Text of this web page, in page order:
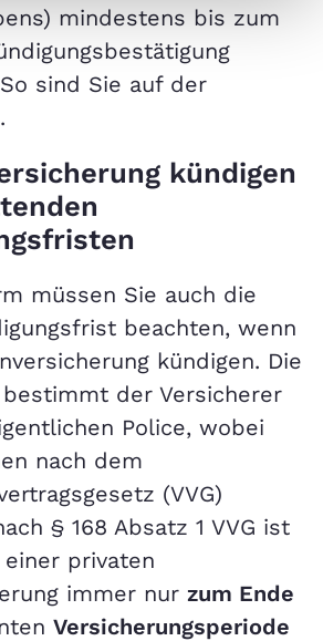
mindestens bis zum
sind Sie auf der
kündigen
müssen Sie auch die
beachten, wenn
kündigen. Die
der Versicherer
Police, wobei
nach dem
(VVG)
§ 168 Absatz 1 VVG ist
privaten
immer nur zum Ende
Versicherungsperiode